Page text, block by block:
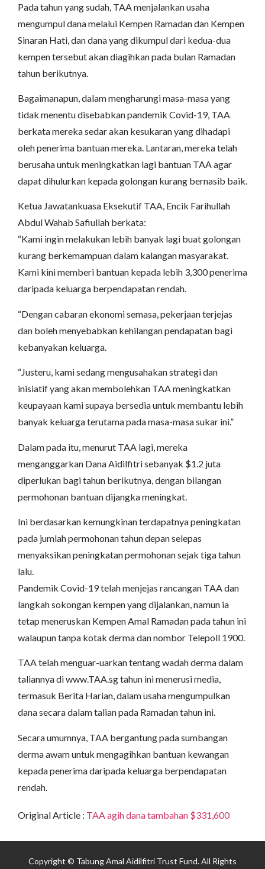
Pada tahun yang sudah, TAA menjalankan usaha
mengumpul dana melalui Kempen Ramadan dan Kempen
Sinaran Hati, dan dana yang dikumpul dari kedua-dua
kempen tersebut akan diagihkan pada bulan Ramadan
tahun berikutnya.
Bagaimanapun, dalam mengharungi masa-masa yang
tidak menentu disebabkan pandemik Covid-19, TAA
berkata mereka sedar akan kesukaran yang dihadapi
oleh penerima bantuan mereka. Lantaran, mereka telah
berusaha untuk meningkatkan lagi bantuan TAA agar
dapat dihulurkan kepada golongan kurang bernasib baik.
Ketua Jawatankuasa Eksekutif TAA, Encik Farihullah
Abdul Wahab Safiullah berkata:
“Kami ingin melakukan lebih banyak lagi buat golongan
kurang berkemampuan dalam kalangan masyarakat.
Kami kini memberi bantuan kepada lebih 3,300 penerima
daripada keluarga berpendapatan rendah.
“Dengan cabaran ekonomi semasa, pekerjaan terjejas
dan boleh menyebabkan kehilangan pendapatan bagi
kebanyakan keluarga.
“Justeru, kami sedang mengusahakan strategi dan
inisiatif yang akan membolehkan TAA meningkatkan
keupayaan kami supaya bersedia untuk membantu lebih
banyak keluarga terutama pada masa-masa sukar ini.”
Dalam pada itu, menurut TAA lagi, mereka
menganggarkan Dana Aidilfitri sebanyak $1.2 juta
diperlukan bagi tahun berikutnya, dengan bilangan
permohonan bantuan dijangka meningkat.
Ini berdasarkan kemungkinan terdapatnya peningkatan
pada jumlah permohonan tahun depan selepas
menyaksikan peningkatan permohonan sejak tiga tahun
lalu.
Pandemik Covid-19 telah menjejas rancangan TAA dan
langkah sokongan kempen yang dijalankan, namun ia
tetap meneruskan Kempen Amal Ramadan pada tahun ini
walaupun tanpa kotak derma dan nombor Telepoll 1900.
TAA telah menguar-uarkan tentang wadah derma dalam
taliannya di www.TAA.sg tahun ini menerusi media,
termasuk Berita Harian, dalam usaha mengumpulkan
dana secara dalam talian pada Ramadan tahun ini.
Secara umumnya, TAA bergantung pada sumbangan
derma awam untuk mengagihkan bantuan kewangan
kepada penerima daripada keluarga berpendapatan
rendah.
Original Article : TAA agih dana tambahan $331,600
Copyright © Tabung Amal Aidilfitri Trust Fund. All Rights